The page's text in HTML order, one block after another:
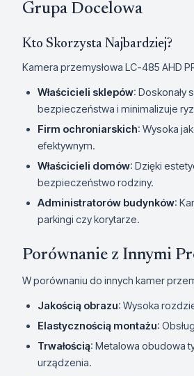
Grupa Docelowa
Kto Skorzysta Najbardziej?
Kamera przemysłowa LC-485 AHD
Właścicieli sklepów:
bezpieczeństwa i minimalizuje
Firm ochroniarskich: Wysoka
efektywnym.
Właścicieli domów: Dzięki
bezpieczeństwo rodziny.
Administratorów budynków:
parkingi czy korytarze.
Porównanie z Innymi
W porównaniu do innych kamer
Jakością obrazu: Wysoka
Elastycznością montażu:
Trwałością: Metalowa obudowa
urządzenia.